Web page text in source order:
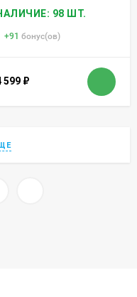
98 ШТ.
+91 бонус(ов)
599 ₽